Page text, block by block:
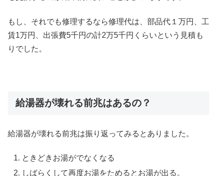
もし、それでも修理するなら修理代は、部品代１万円、工
賃1万円、出張費5千円の計2万5千円くらいという見積も
りでした。
給湯器が壊れる前兆はあるの？
給湯器が壊れる前兆は振り返ってみるとありました。
ときどきお湯がでなくなる
しばらくして再度お湯をためるとお湯が出る。